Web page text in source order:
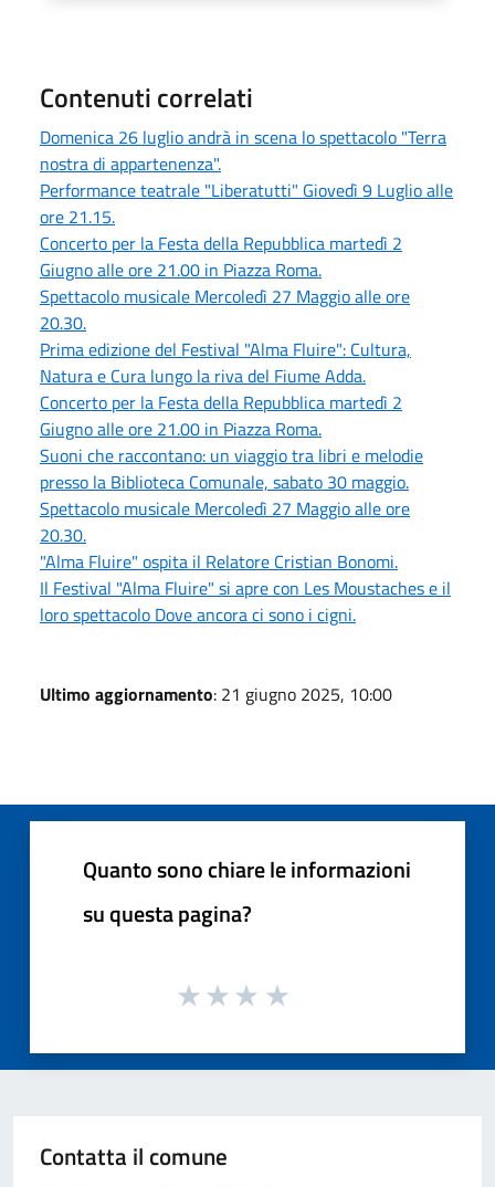
Contenuti correlati
Domenica 26 luglio andrà in scena lo spettacolo "Terra
nostra di appartenenza".
Performance teatrale "Liberatutti" Giovedì 9 Luglio alle
ore 21.15.
Concerto per la Festa della Repubblica martedì 2
Giugno alle ore 21.00 in Piazza Roma.
Spettacolo musicale Mercoledì 27 Maggio alle ore
20.30.
Prima edizione del Festival "Alma Fluire": Cultura,
Natura e Cura lungo la riva del Fiume Adda.
Concerto per la Festa della Repubblica martedì 2
Giugno alle ore 21.00 in Piazza Roma.
Suoni che raccontano: un viaggio tra libri e melodie
presso la Biblioteca Comunale, sabato 30 maggio.
Spettacolo musicale Mercoledì 27 Maggio alle ore
20.30.
"Alma Fluire" ospita il Relatore Cristian Bonomi.
Il Festival "Alma Fluire" si apre con Les Moustaches e il
loro spettacolo Dove ancora ci sono i cigni.
Ultimo aggiornamento: 21 giugno 2025, 10:00
Quanto sono chiare le informazioni
su questa pagina?
Contatta il comune